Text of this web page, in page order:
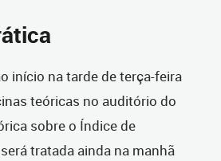
início na tarde de terça-feira
teóricas no auditório do
sobre o Índice de
tratada ainda na manhã